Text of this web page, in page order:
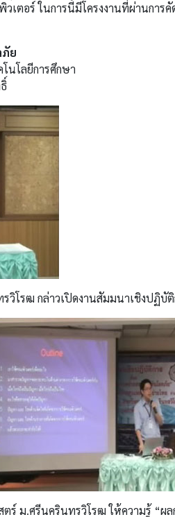
วเตอร์ ในการนี้มีโครงงานที่ผ่านการ
ภัย
นโลยีการศึกษา
รฒ กล่าวเปิดงานสัมมนาเชิงปฏิบัติ
ร์ ม.ศรีนครินทรวิโรฒ ให้ความรู้ “ผ